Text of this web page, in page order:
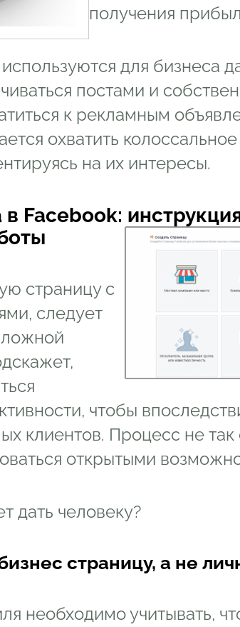
получения
для бизнеса
постами и
к рекламным
охватить
на их интересы.
Facebook:
страницу с
следует
чтобы
клиентов. Процесс не
открытыми
дать человеку?
страницу, а не
необходимо учитывать,